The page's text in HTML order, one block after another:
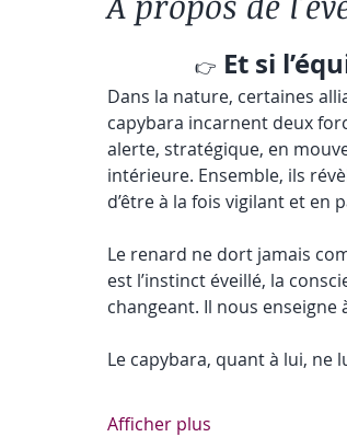
👉 Et si
Dans la nature, certaines
capybara incarnent deux
alerte, stratégique, en
intérieure. Ensemble, ils
d’être à la fois vigilant et en
Le renard ne dort jamais
est l’instinct éveillé, la
changeant. Il nous
Le capybara, quant à lui, ne
Afficher plus